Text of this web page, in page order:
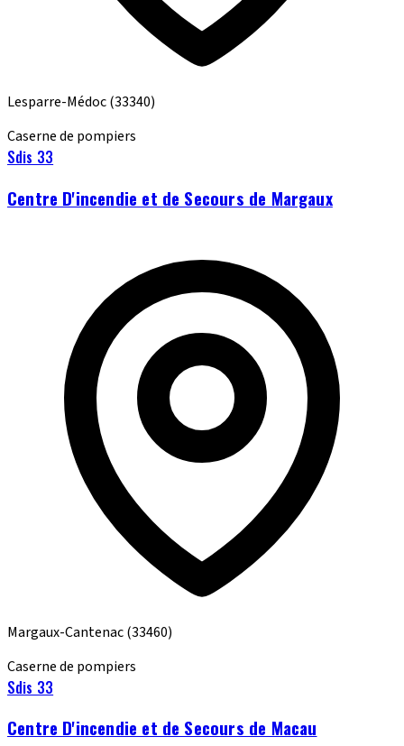
Lesparre-Médoc(33340)
Caserne de pompiers
Sdis 33
Centre D'incendie et de Secours de Margaux
Margaux-Cantenac(33460)
Caserne de pompiers
Sdis 33
Centre D'incendie et de Secours de Macau